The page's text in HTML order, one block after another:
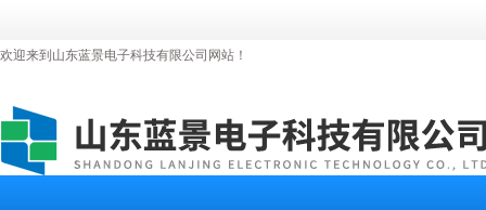
欢迎来到山东蓝景电子科技有限公司网站！